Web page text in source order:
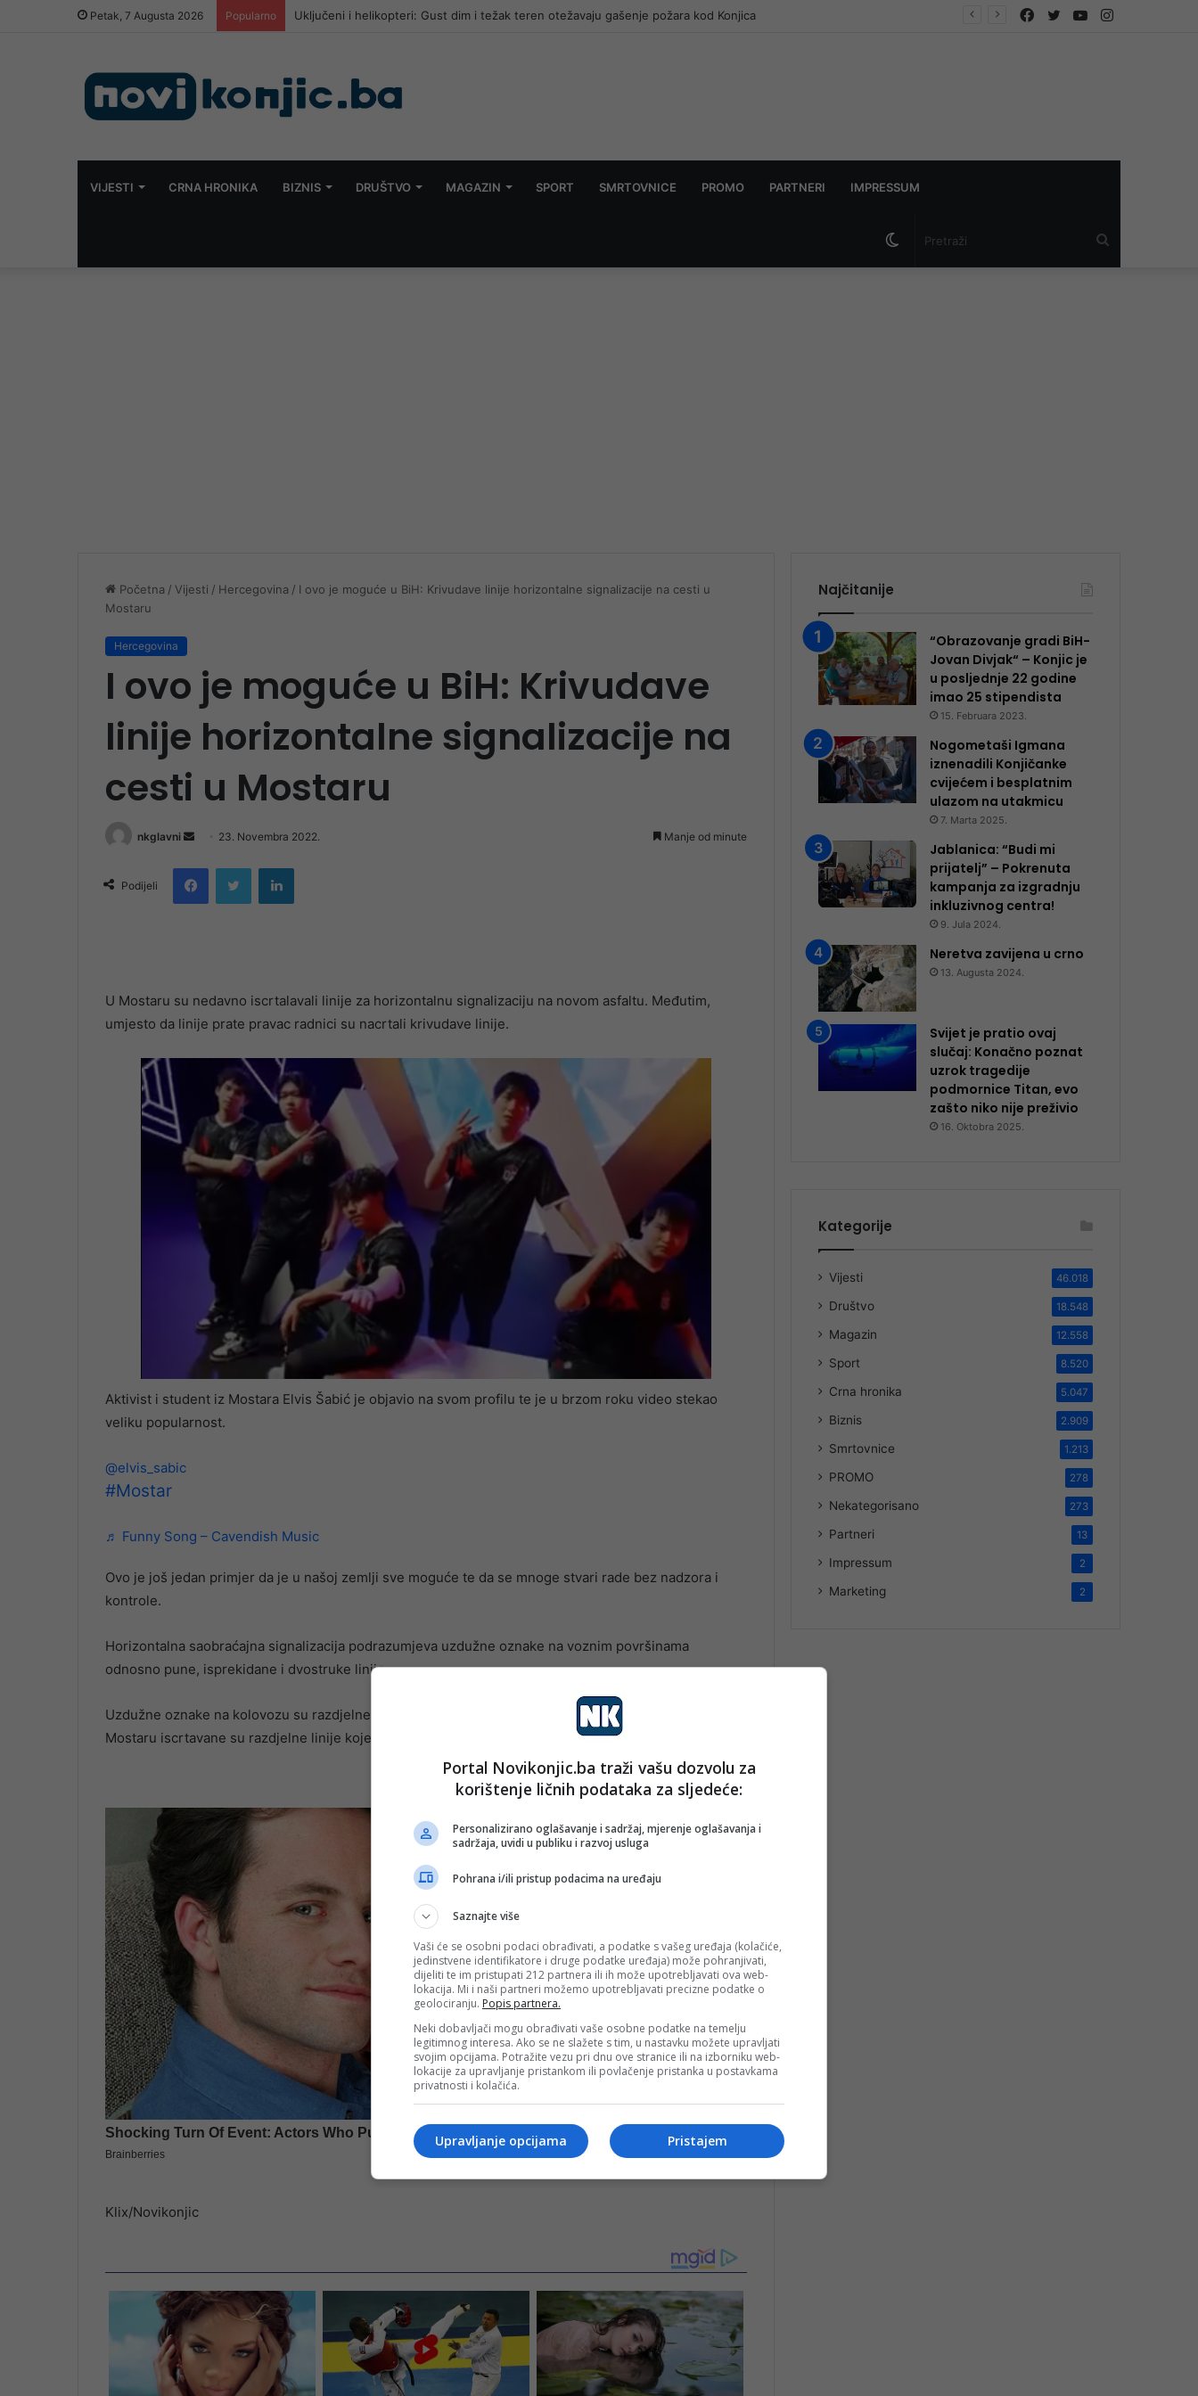
Petak, 7 Augusta 2026 Popularno U BiH ubijen muškarac, uhapšena njegova supruga, upucan u glavu Instagram
YouTube
Twitter
Facebook
VIJESTI CRNA HRONIKA BIZNIS DRUŠTVO MAGAZIN SPORT SMRTOVNICE PROMO PARTNERI IMPRESSUM
Switch
Početna / Vijesti / Hercegovina / I ovo je moguće u BiH: Krivudave linije horizontalne signalizacije na cesti u
Mostaru
Hercegovina
I ovo je moguće u BiH: Krivudave
linije horizontalne signalizacije na
cesti u Mostaru
nkglavni
Send
email
23. Novembra 2022. Manje od minute
Podijeli
FacebookTwitter LinkedIn
U Mostaru su nedavno iscrtalavali linije za horizontalnu signalizaciju na novom asfaltu. Međutim,
umjesto da linije prate pravac radnici su nacrtali krivudave linije.
Aktivist i student iz Mostara Elvis Šabić je objavio na svom profilu te je u brzom roku video stekao
veliku popularnost.
@elvis_sabic
#Mostar
♬ Funny Song – Cavendish Music
Ovo je još jedan primjer da je u našoj zemlji sve moguće te da se mnoge stvari rade bez nadzora i
kontrole.
Horizontalna saobraćajna signalizacija podrazumjeva uzdužne oznake na voznim površinama
odnosno pune, isprekidane i dvostruke linije.
Uzdužne oznake na kolovozu su razdjelne linije, ivične linije i linije upozorenja. U ovom slučaju u
Mostaru iscrtavane su razdjelne linije koje trebaju koje bi trebale pratiti pravac, a ne biti krivudave.
Klix/Novikonjic
Najčitanije
“Obrazovanje gradi BiH-
Jovan Divjak“ – Konjic je
u posljednje 22 godine
imao 25 ​​stipendista
15. Februara 2023.
Nogometaši Igmana
iznenadili Konjičanke
cvijećem i besplatnim
ulazom na utakmicu
7. Marta 2025.
Jablanica: “Budi mi
prijatelj” – Pokrenuta
kampanja za izgradnju
inkluzivnog centra!
9. Jula 2024.
Neretva zavijena u crno
13. Augusta 2024.
Svijet je pratio ovaj
slučaj: Konačno poznat
uzrok tragedije
podmornice Titan, evo
zašto niko nije preživio
16. Oktobra 2025.
Kategorije
Vijesti 46.018
Društvo 18.548
Magazin 12.558
Sport 8.520
Crna hronika 5.047
Biznis 2.909
Smrtovnice 1.213
PROMO 278
Nekategorisano 273
Partneri 13
Impressum 2
Marketing 2
Portal Novikonjic.ba traži vašu dozvolu za
korištenje ličnih podataka za sljedeće:
Personalizirano oglašavanje i sadržaj, mjerenje oglašavanja i
sadržaja, uvidi u publiku i razvoj usluga
Pohrana i/ili pristup podacima na uređaju
Saznajte više
Vaši će se osobni podaci obrađivati, a podatke s vašeg uređaja (kolačiće,
jedinstvene identifikatore i druge podatke uređaja) može pohranjivati,
dijeliti te im pristupati 212 partnera ili ih može upotrebljavati ova web-
lokacija. Mi i naši partneri možemo upotrebljavati precizne podatke o
geolociranju. Popis partnera.
Neki dobavljači mogu obrađivati vaše osobne podatke na temelju
legitimnog interesa. Ako se ne slažete s tim, u nastavku možete upravljati
svojim opcijama. Potražite vezu pri dnu ove stranice ili na izborniku web-
lokacije za upravljanje pristankom ili povlačenje pristanka u postavkama
privatnosti i kolačića.
Pristajem
Upravljanje opcijama